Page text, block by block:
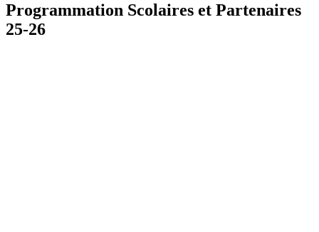
Programmation Scolaires et Partenaires
25-26